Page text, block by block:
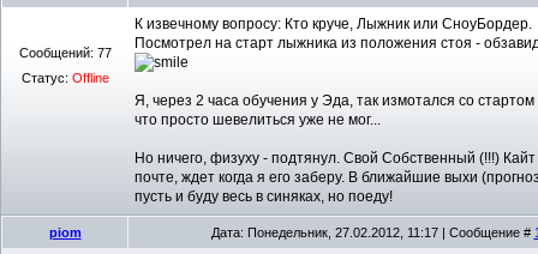
Сообщений: 77
Статус: Offline
К извечному вопросу: Кто круче, Лыжник или СноуБордер.
Посмотрел на старт лыжника из положения стоя -
Я, через 2 часа обучения у Эда, так измотался со
что просто шевелиться уже не мог...
Но ничего, физуху - подтянул. Свой Собственный (!!!)
почте, ждет когда я его заберу. В ближайшие выхи
пусть и буду весь в синяках, но поеду!
piom Дата: Понедельник, 27.02.2012, 11:17 | Сообщение #